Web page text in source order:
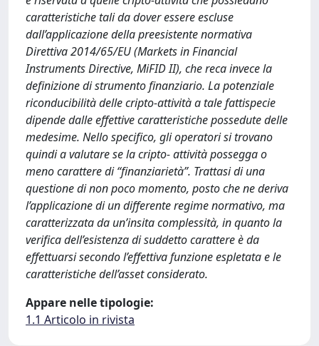
caratteristiche tali da dover essere escluse
dall’applicazione della preesistente normativa
Direttiva 2014/65/EU (Markets in Financial
Instruments Directive, MiFID II), che reca invece la
definizione di strumento finanziario. La potenziale
riconducibilità delle cripto-attività a tale fattispecie
dipende dalle effettive caratteristiche possedute delle
medesime. Nello specifico, gli operatori si trovano
quindi a valutare se la cripto- attività possegga o
meno carattere di “finanziarietà”. Trattasi di una
questione di non poco momento, posto che ne deriva
l’applicazione di un differente regime normativo, ma
caratterizzata da un’insita complessità, in quanto la
verifica dell’esistenza di suddetto carattere è da
effettuarsi secondo l’effettiva funzione espletata e le
caratteristiche dell’asset considerato.
Appare nelle tipologie:
1.1 Articolo in rivista